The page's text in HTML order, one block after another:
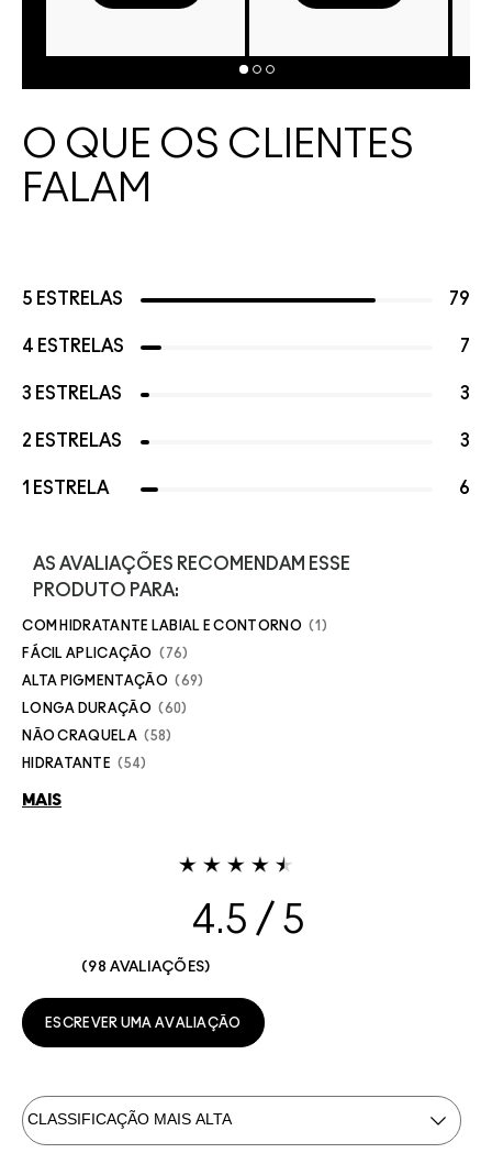
O QUE OS CLIENTES
FALAM
5 ESTRELAS 79
4 ESTRELAS 7
3 ESTRELAS 3
2 ESTRELAS 3
1 ESTRELA 6
AS AVALIAÇÕES RECOMENDAM ESSE
PRODUTO PARA:
COM HIDRATANTE LABIAL E CONTORNO 1
FÁCIL APLICAÇÃO 76
ALTA PIGMENTAÇÃO 69
LONGA DURAÇÃO 60
NÃO CRAQUELA 58
HIDRATANTE 54
MAIS
4.5
98 AVALIAÇÕES
ESCREVER UMA AVALIAÇÃO